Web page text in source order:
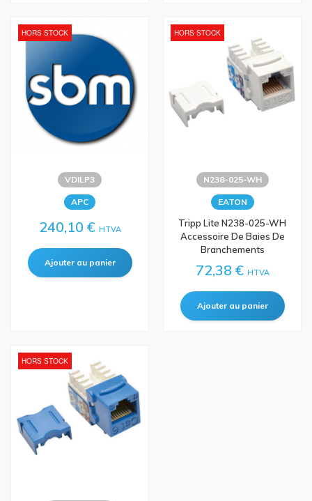
HORS STOCK
VDILP3
APC
240,10 € HTVA
HORS STOCK
N238-025-WH
EATON
Tripp Lite N238-025-WH
Accessoire De Baies De
Branchements
72,38 € HTVA
HORS STOCK